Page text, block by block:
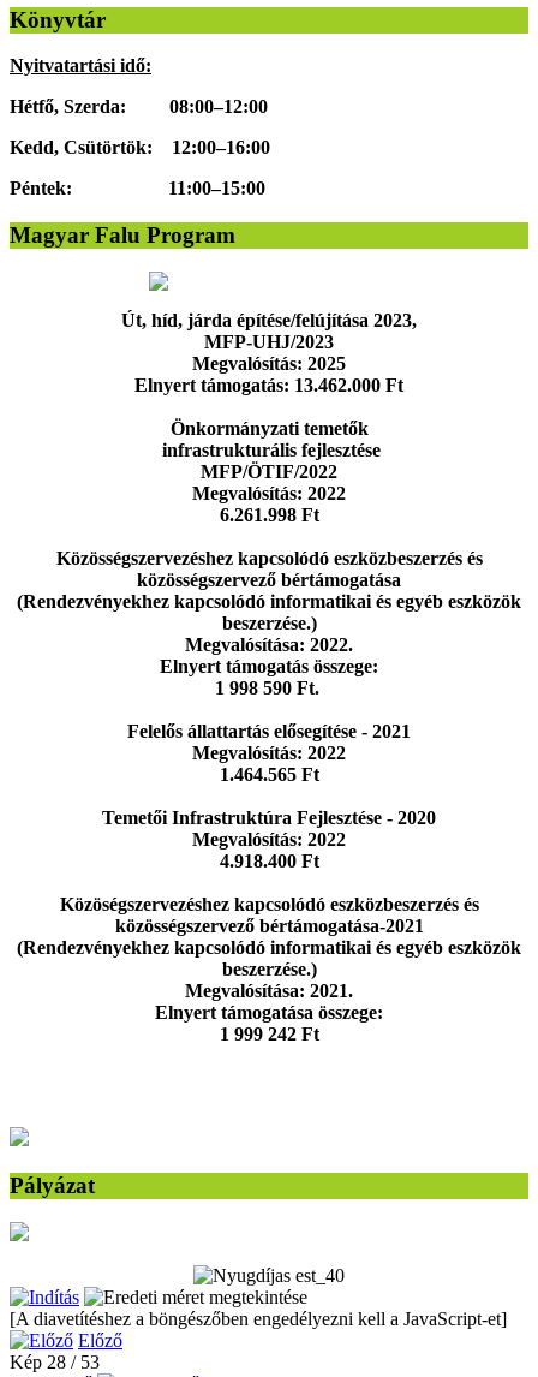
Könyvtár
Nyitvatartási idő:
Hétfő, Szerda: 08:00–12:00
Kedd, Csütörtök: 12:00–16:00
Péntek: 11:00–15:00
Magyar Falu Program
Út, híd, járda építése/felújítása 2023,
MFP-UHJ/2023
Megvalósítás: 2025
Elnyert támogatás: 13.462.000 Ft
Önkormányzati temetők
infrastrukturális fejlesztése
MFP/ÖTIF/2022
Megvalósítás: 2022
6.261.998 Ft
Közösségszervezéshez kapcsolódó eszközbeszerzés és
közösségszervező bértámogatása
(Rendezvényekhez kapcsolódó informatikai és egyéb eszközök
beszerzése.)
Megvalósítása: 2022.
Elnyert támogatás összege:
1 998 590 Ft.
Felelős állattartás elősegítése - 2021
Megvalósítás: 2022
1.464.565 Ft
Temetői Infrastruktúra Fejlesztése - 2020
Megvalósítás: 2022
4.918.400 Ft
Közöségszervezéshez kapcsolódó eszközbeszerzés és
közösségszervező bértámogatása-2021
(Rendezvényekhez kapcsolódó informatikai és egyéb eszközök
beszerzése.)
Megvalósítása: 2021.
Elnyert támogatása összege:
1 999 242 Ft
Pályázat
[A diavetítéshez a böngészőben engedélyezni kell a JavaScript-et]
Előző
Kép 28 / 53